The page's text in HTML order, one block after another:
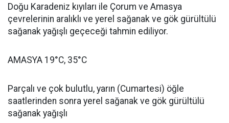
Doğu Karadeniz kıyıları ile Çorum ve Amasya
çevrelerinin aralıklı ve yerel sağanak ve gök gürültülü
sağanak yağışlı geçeceği tahmin ediliyor.
AMASYA 19°C, 35°C
Parçalı ve çok bulutlu, yarın (Cumartesi) öğle
saatlerinden sonra yerel sağanak ve gök gürültülü
sağanak yağışlı